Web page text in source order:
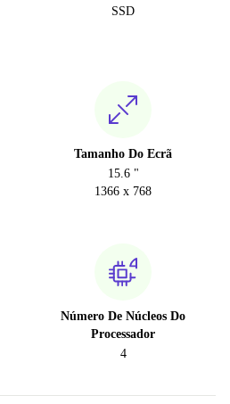
SSD
Tamanho Do Ecrã
15.6 "
1366 x 768
Número De Núcleos Do
Processador
4